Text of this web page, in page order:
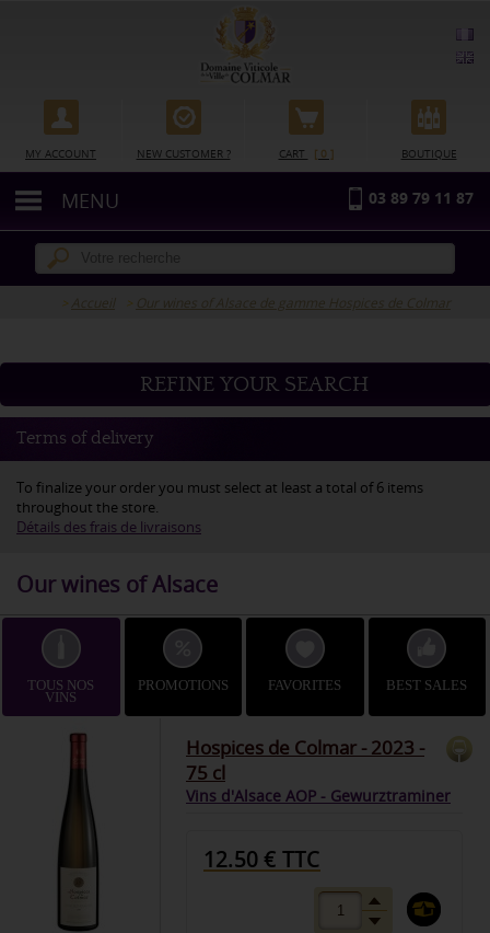
MY ACCOUNT NEW CUSTOMER ? CART [ 0 ] BOUTIQUE
03 89 79 11 87
MENU
Accueil Our wines of Alsace de gamme Hospices de Colmar
REFINE YOUR SEARCH
Terms of delivery
To finalize your order you must select at least a total of 6 items
throughout the store.
Détails des frais de livraisons
Our wines of Alsace
TOUS NOS
VINS
PROMOTIONS FAVORITES BEST SALES
Hospices de Colmar - 2023 -
75 cl
Vins d'Alsace AOP - Gewurztraminer
12.50 € TTC